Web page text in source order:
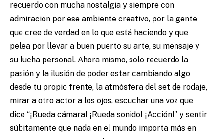
recuerdo con mucha nostalgia y siempre con
admiración por ese ambiente creativo, por la gente
que cree de verdad en lo que está haciendo y que
pelea por llevar a buen puerto su arte, su mensaje y
su lucha personal. Ahora mismo, solo recuerdo la
pasión y la ilusión de poder estar cambiando algo
desde tu propio frente, la atmósfera del set de rodaje,
mirar a otro actor a los ojos, escuchar una voz que
dice “¡Rueda cámara! ¡Rueda sonido! ¡Acción!” y sentir
súbitamente que nada en el mundo importa más en